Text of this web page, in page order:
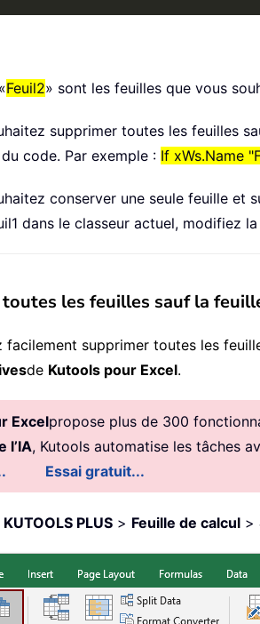
Feuil2» sont les feuilles que vous
supprimer toutes les feuilles
code. Par exemple : If xWs.Name
conserver une seule feuille et
dans le classeur actuel, modifiez
les feuilles sauf la
facilement supprimer toutes les
de Kutools pour Excel.
Excelpropose plus de 300
l’IA, Kutools automatise les tâches
Essai gratuit...
KUTOOLS PLUS > Feuille de calcul >